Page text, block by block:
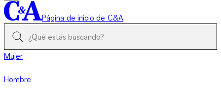
Página de inicio de C&A
Mujer
Hombre